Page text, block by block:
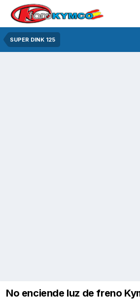
SUPER DINK 125
No enciende luz de freno